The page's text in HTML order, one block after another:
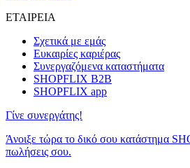
ΕΤΑΙΡΕΙΑ
Σχετικά με εμάς
Ευκαιρίες καριέρας
Συνεργαζόμενα καταστήματα
SHOPFLIX B2B
SHOPFLIX app
Γίνε συνεργάτης!
Άνοιξε τώρα το δικό σου κατάστημα
πωλήσεις σου.